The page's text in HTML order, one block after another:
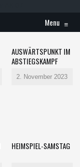
Menu ≡
AUSWÄRTSPUNKT IM
ABSTIEGSKAMPF
2. November 2023
HEIMSPIEL-SAMSTAG